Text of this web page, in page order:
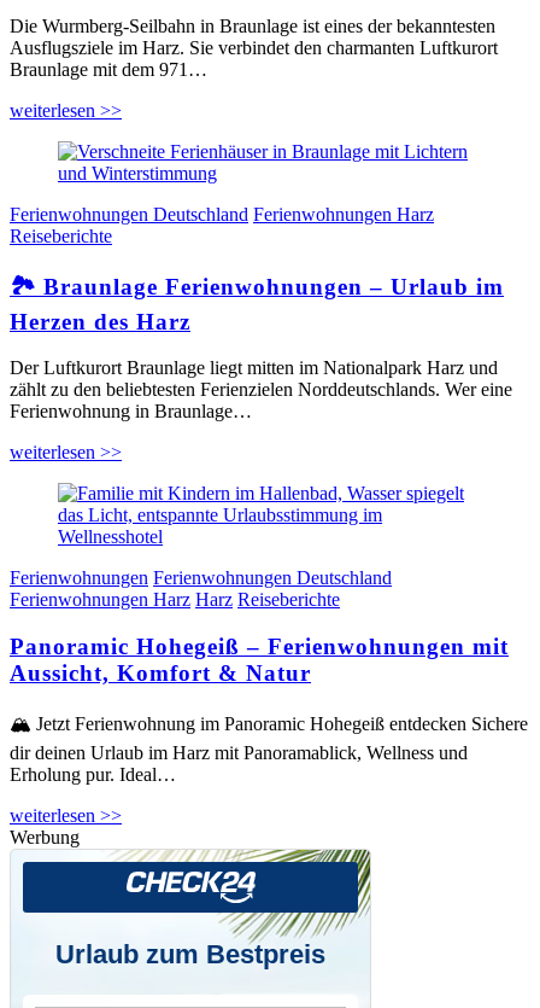
Die Wurmberg-Seilbahn in Braunlage ist eines der bekanntesten
Ausflugsziele im Harz. Sie verbindet den charmanten Luftkurort
Braunlage mit dem 971…
weiterlesen >>
Ferienwohnungen Deutschland Ferienwohnungen Harz
Reiseberichte
🏞️ Braunlage Ferienwohnungen – Urlaub im
Herzen des Harz
Der Luftkurort Braunlage liegt mitten im Nationalpark Harz und
zählt zu den beliebtesten Ferienzielen Norddeutschlands. Wer eine
Ferienwohnung in Braunlage…
weiterlesen >>
Ferienwohnungen Ferienwohnungen Deutschland
Ferienwohnungen Harz Harz Reiseberichte
Panoramic Hohegeiß – Ferienwohnungen mit
Aussicht, Komfort & Natur
🏔️ Jetzt Ferienwohnung im Panoramic Hohegeiß entdecken Sichere
dir deinen Urlaub im Harz mit Panoramablick, Wellness und
Erholung pur. Ideal…
weiterlesen >>
Werbung
Urlaub zum Bestpreis